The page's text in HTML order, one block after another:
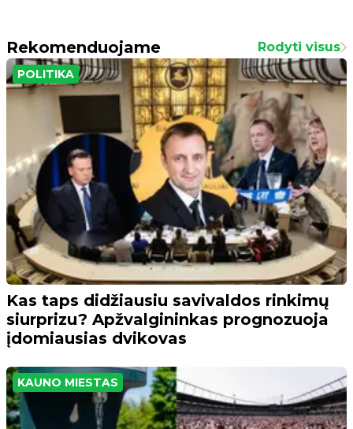
Rekomenduojame Rodyti visus
POLITIKA
Kas taps didžiausiu savivaldos rinkimų
siurprizu? Apžvalgininkas prognozuoja
įdomiausias dvikovas
KAUNO MIESTAS